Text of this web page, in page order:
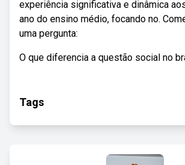
experiência significativa e dinâmica
ano do ensino médio, focando no.
uma pergunta:
O que diferencia a questão social no
Tags